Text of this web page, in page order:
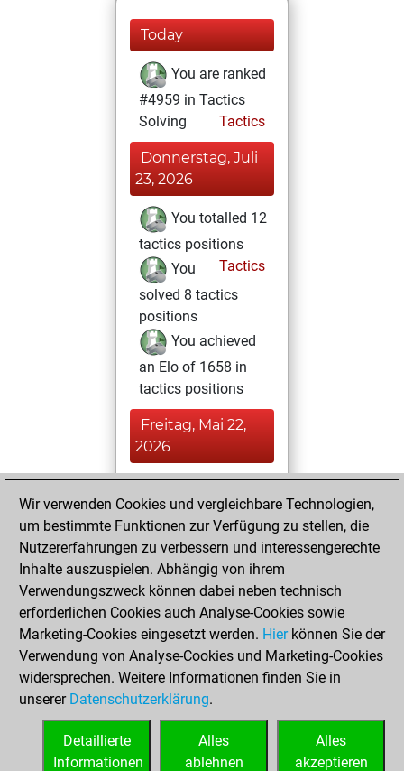
Today
You are ranked
#4959 in Tactics
Solving
Tactics
Donnerstag, Juli
23, 2026
You totalled 12
tactics positions
Tactics
You
solved 8 tactics
positions
You achieved
an Elo of 1658 in
tactics positions
Freitag, Mai 22,
2026
You played 73
blitz games
Play
You scored +57
=2 -14 in blitz
Dienstag, März 16,
2021
You played 3
slow games
Play
You scored +2
=0 -1 in slow games
Wir verwenden Cookies und vergleichbare Technologien,
um bestimmte Funktionen zur Verfügung zu stellen, die
Nutzererfahrungen zu verbessern und interessengerechte
Inhalte auszuspielen. Abhängig von ihrem
Verwendungszweck können dabei neben technisch
erforderlichen Cookies auch Analyse-Cookies sowie
Marketing-Cookies eingesetzt werden. Hierkönnen Sie der
Verwendung von Analyse-Cookies und Marketing-Cookies
widersprechen. Weitere Informationen finden Sie in
unserer Datenschutzerklärung.
Alles
akzeptieren
Alles
ablehnen
Detaillierte
Informationen